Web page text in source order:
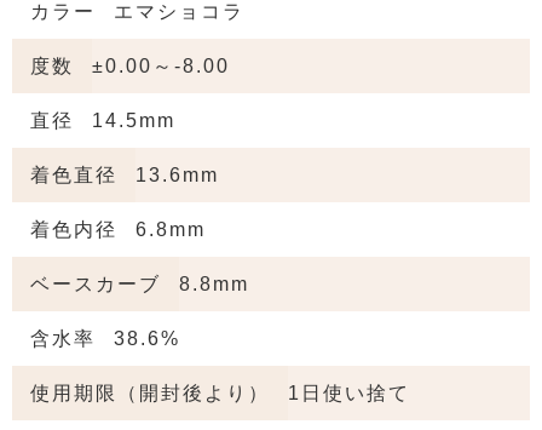
カラー エマショコラ
度数 ±0.00～-8.00
直径 14.5mm
着色直径 13.6mm
着色内径 6.8mm
ベースカーブ 8.8mm
含水率 38.6%
使用期限（開封後より） 1日使い捨て